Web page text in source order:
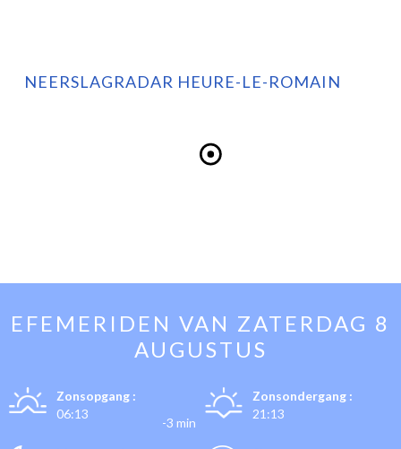
NEERSLAGRADAR HEURE-LE-ROMAIN
EFEMERIDEN VAN ZATERDAG 8
AUGUSTUS
Zonsopgang :
06:13
-3 min
Zonsondergang :
21:13